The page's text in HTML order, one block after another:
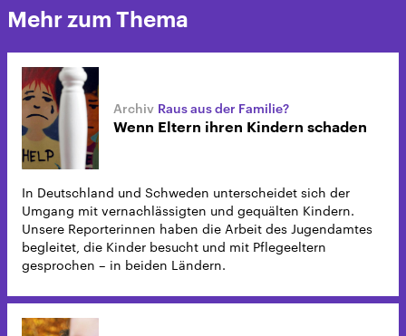
Mehr zum Thema
Raus aus der Familie?
Wenn Eltern ihren Kindern schaden
In Deutschland und Schweden unterscheidet sich der
Umgang mit vernachlässigten und gequälten Kindern.
Unsere Reporterinnen haben die Arbeit des Jugendamtes
begleitet, die Kinder besucht und mit Pflegeeltern
gesprochen – in beiden Ländern.